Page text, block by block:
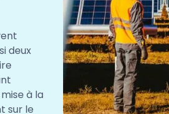
deux
à la
sur le